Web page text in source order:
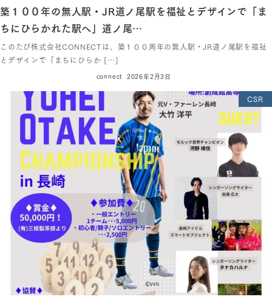
築１００年の無人駅・JR道ノ尾駅を福祉とデザインで「ま
ちにひらかれた駅へ」道ノ尾…
このたび株式会社CONNECTは、築１００周年の無人駅・JR道ノ尾駅を福祉
とデザインで「まちにひらか […]
connect 2026年2月3日
CSR